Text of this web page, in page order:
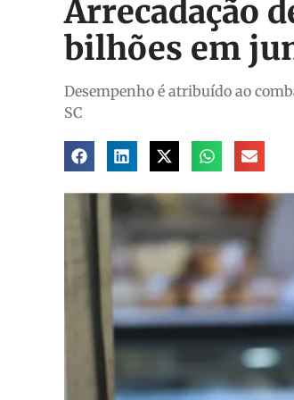
Arrecadação
bilhões em
Desempenho é atribuído ao
SC